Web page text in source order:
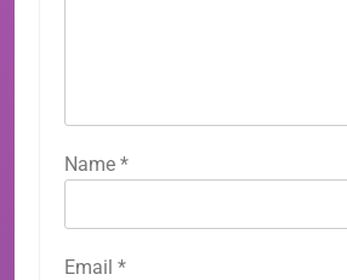
Name *
Email *